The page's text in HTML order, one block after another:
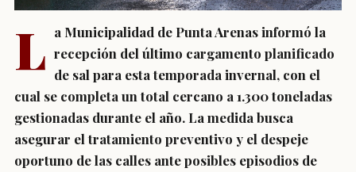
L a Municipalidad de Punta Arenas informó la
recepción del último cargamento planificado
de sal para esta temporada invernal, con el
cual se completa un total cercano a 1.300 toneladas
gestionadas durante el año. La medida busca
asegurar el tratamiento preventivo y el despeje
oportuno de las calles ante posibles episodios de